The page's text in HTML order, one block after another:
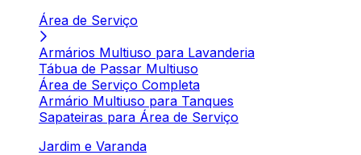
Área de Serviço
Armários Multiuso para Lavanderia
Tábua de Passar Multiuso
Área de Serviço Completa
Armário Multiuso para Tanques
Sapateiras para Área de Serviço
Jardim e Varanda